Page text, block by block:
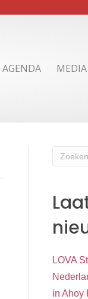
AGENDA MEDIA
LOVA
in Ahoy